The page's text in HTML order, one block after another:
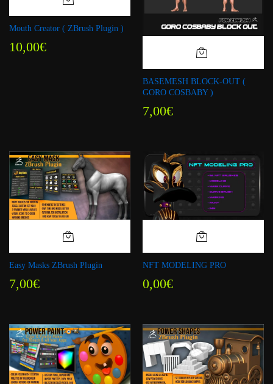
Mouth Creator ( ZBrush Plugin )
10,00€
BASEMESH BLOCK-OUT (
GORO COSBABY )
7,00€
Easy Masks ZBrush Plugin
7,00€
NFT MODELING PRO
0,00€